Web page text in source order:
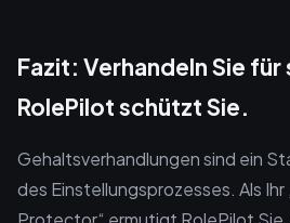
Fazit: Verhandeln Sie für
RolePilot schützt Sie.
Gehaltsverhandlungen sind ein
des Einstellungsprozesses. Als